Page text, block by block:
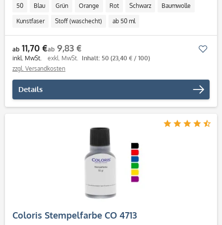
50 Blau Grün Orange Rot Schwarz Baumwolle
Kunstfaser Stoff (waschecht) ab 50 ml
ab 11,70 €
inkl. MwSt.
ab 9,83 €
exkl. MwSt. Inhalt: 50 (23,40 € / 100)
zzgl. Versandkosten
Details
Coloris Stempelfarbe CO 4713